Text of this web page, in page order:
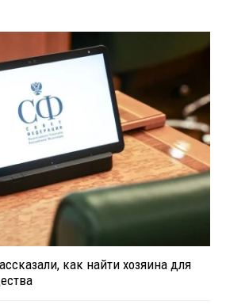
как найти хозяина для